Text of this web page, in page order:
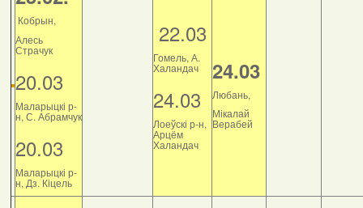
Кобрын,
Алесь
Страчук
20.03
Маларыцкі р-
н, С. Абрамчук
20.03
Маларыцкі р-
н, Дз. Кіцель
22.03
Гомель, А.
Халандач
24.03
Лоеўскі р-н,
Арцём
Халандач
24.03
Любань,
Мікалай
Верабей